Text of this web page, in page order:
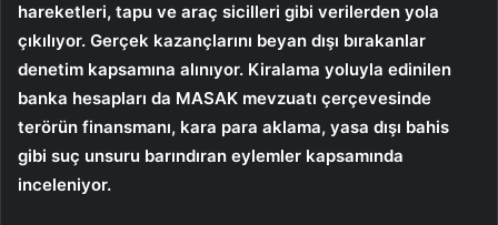
hareketleri, tapu ve araç sicilleri gibi verilerden yola
çıkılıyor. Gerçek kazançlarını beyan dışı bırakanlar
denetim kapsamına alınıyor. Kiralama yoluyla edinilen
banka hesapları da MASAK mevzuatı çerçevesinde
terörün finansmanı, kara para aklama, yasa dışı bahis
gibi suç unsuru barındıran eylemler kapsamında
inceleniyor.